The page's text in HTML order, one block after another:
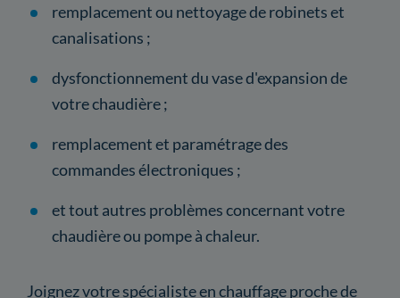
remplacement ou nettoyage de robinets et
canalisations ;
dysfonctionnement du vase d'expansion de
votre chaudière ;
remplacement et paramétrage des
commandes électroniques ;
et tout autres problèmes concernant votre
chaudière ou pompe à chaleur.
Joignez votre spécialiste en chauffage proche de